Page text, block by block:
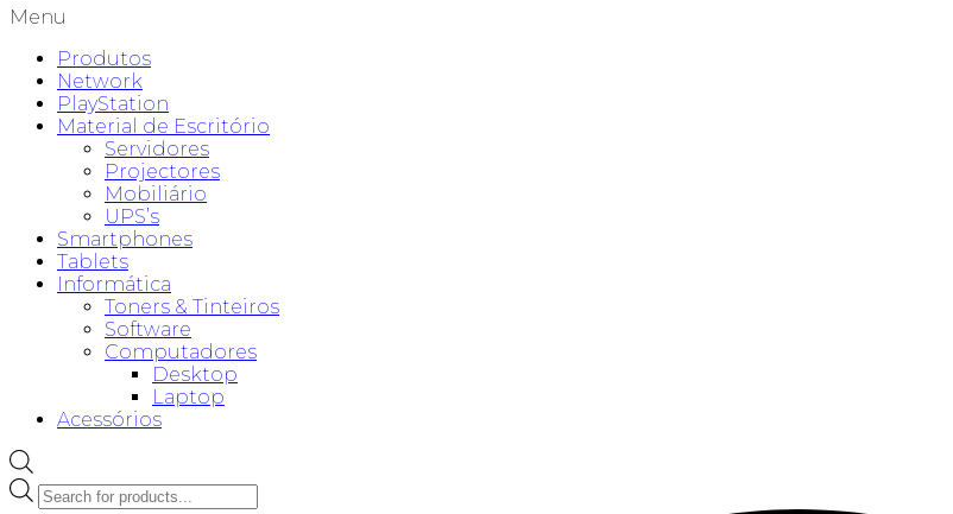
Menu
Produtos
Network
PlayStation
Material de Escritório
Servidores
Projectores
Mobiliário
UPS’s
Smartphones
Tablets
Informática
Toners & Tinteiros
Software
Computadores
Desktop
Laptop
Acessórios
Products